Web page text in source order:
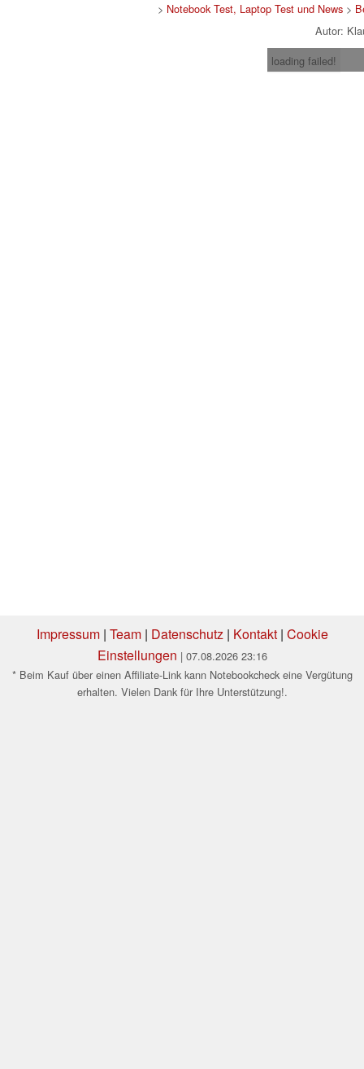
> Notebook Test, Laptop Test und News >
Autor:
loading failed!
Impressum| Team| Datenschutz| Kontakt| Cookie
Einstellungen | 07.08.2026 23:16
* Beim Kauf über einen Affiliate-Link kann Notebookcheck eine Vergütung
erhalten. Vielen Dank für Ihre Unterstützung!.